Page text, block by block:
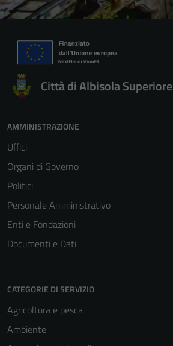
Città di Albisola Superiore
AMMINISTRAZIONE
Uffici
Organi di Governo
Politici
Personale Amministrativo
Enti e Fondazioni
Documenti e Dati
CATEGORIE DI SERVIZIO
Agricoltura e pesca
Ambiente